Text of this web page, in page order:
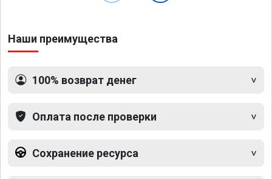
Наши преимущества
100% возврат денег
Оплата после проверки
Сохранение ресурса